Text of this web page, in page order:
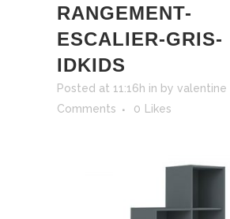
RANGEMENT-
ESCALIER-GRIS-
IDKIDS
Posted at 11:16h in by valentine
Comments
0 Likes